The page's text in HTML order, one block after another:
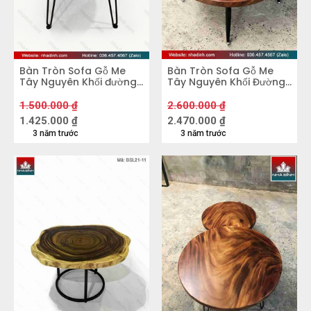
Bàn Sofa gỗ Me Tây nguyên khối
Những ứng dụng tiêu biểu của gỗ Me
Bàn Tròn Sofa Gỗ Me
Tây Nguyên Khối đường
kính 600 dày 50 cao
450 (mm)
3 năm trước
1.500.000₫
1.425.000 ₫
Bàn Tròn Sofa Gỗ Me
Tây Nguyên Khối Đường
kính 74.5 Dày 4 Cao 44
(cm)
3 năm trước
2.600.000₫
2.470.000 ₫